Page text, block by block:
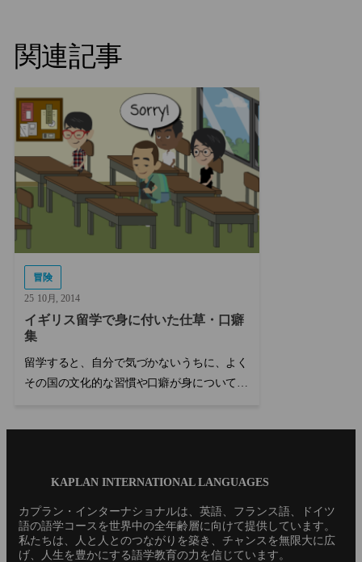
関連記事
冒険
25 10月 2014
イギリス留学で身に付いた仕草・口癖
集
留学すると、自分で気づかないうちに、よく
その国の文化的な習慣や口癖が身についてし
KAPLAN INTERNATIONAL LANGUAGES
カプラン・インターナショナルは、英語、フランス語、ドイツ
語の語学コースを世界中の全年齢層に向けて提供しています。
私たちは、人と人とのつながりを築き、チャンスを無限大に広
げ、人生を豊かにする語学教育の力を信じています。